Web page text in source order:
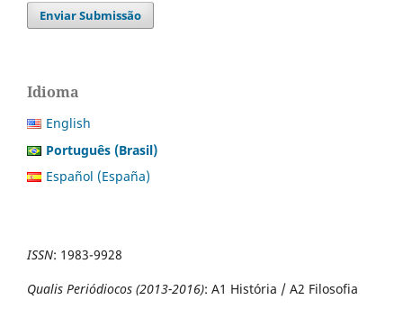
Enviar Submissão
Idioma
English
Português (Brasil)
Español (España)
ISSN: 1983-9928
Qualis Periódiocos (2013-2016): A1 História / A2 Filosofia